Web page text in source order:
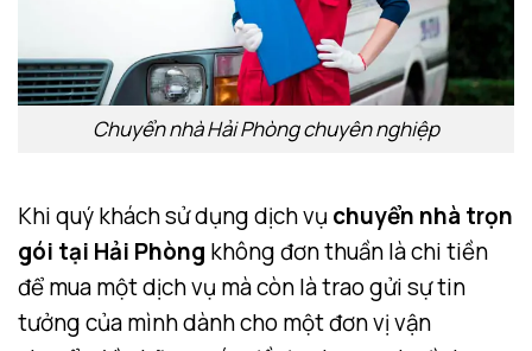
Chuyển nhà Hải Phòng chuyên nghiệp
Khi quý khách sử dụng dịch vụ chuyển nhà trọn
gói tại Hải Phòng không đơn thuần là chi tiền
để mua một dịch vụ mà còn là trao gửi sự tin
tưởng của mình dành cho một đơn vị vận